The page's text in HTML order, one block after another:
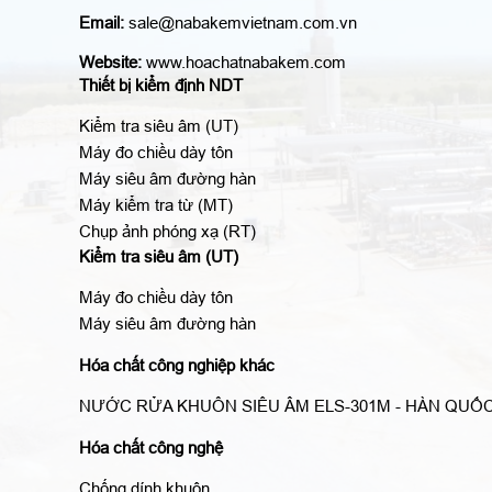
Email: sale@nabakemvietnam.com.vn
Website: www.hoachatnabakem.com
Thiết bị kiểm định NDT
Kiểm tra siêu âm (UT)
Máy đo chiều dày tôn
Máy siêu âm đường hàn
Máy kiểm tra từ (MT)
Chụp ảnh phóng xạ (RT)
Kiểm tra siêu âm (UT)
Máy đo chiều dày tôn
Máy siêu âm đường hàn
Hóa chất công nghiệp khác
NƯỚC RỬA KHUÔN SIÊU ÂM ELS-301M - HÀN
Hóa chất công nghệ